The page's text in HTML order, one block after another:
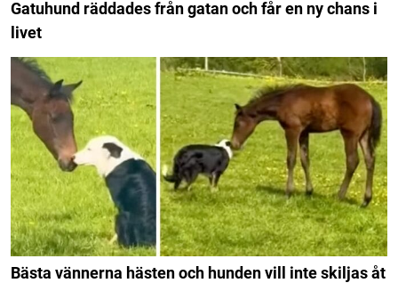
Gatuhund räddades från gatan och får en ny chans i
livet
Bästa vännerna hästen och hunden vill inte skiljas åt